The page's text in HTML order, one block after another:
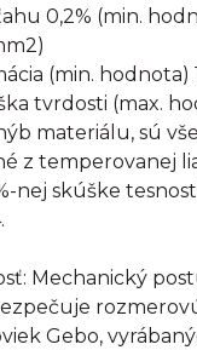
0,2% (min.
(min. hodnota)
tvrdosti (max.
materiálu, sú
z temperovanej
nej skúške
Mechanický
Gebo,